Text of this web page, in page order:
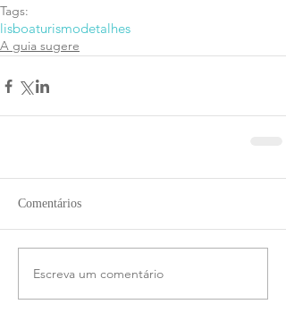
Tags:
lisboaturismodetalhes
A guia sugere
Comentários
Escreva um comentário